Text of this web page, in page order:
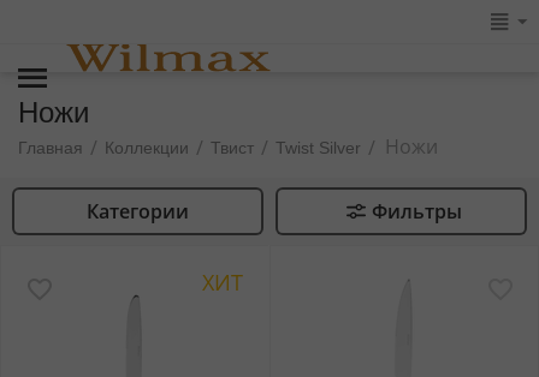
Ножи
Главная / Коллекции / Твист / Twist Silver / Ножи
Категории Фильтры
ХИТ